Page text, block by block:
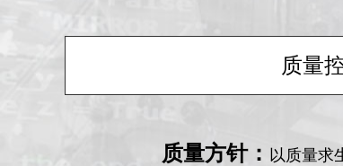
质量
质量方针： 以质量求